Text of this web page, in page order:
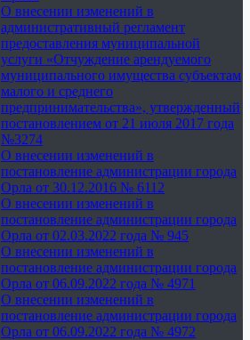
О внесении изменений в
административный регламент
предоставления муниципальной
услуги «Отчуждение арендуемого
муниципального имущества субъектам
малого и среднего
предпринимательства», утвержденный
постановлением от 21 июля 2017 года
№3274
О внесении изменений в
постановление администрации города
Орла от 30.12.2016 № 6112
О внесении изменений в
постановление администрации города
Орла от 02.03.2022 года № 945
О внесении изменений в
постановление администрации города
Орла от 06.09.2022 года № 4971
О внесении изменений в
постановление администрации города
Орла от 06.09.2022 года № 4972